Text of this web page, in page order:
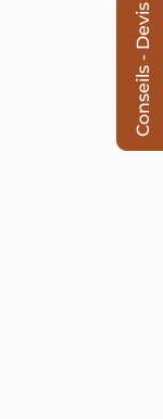
Conseils - Devis